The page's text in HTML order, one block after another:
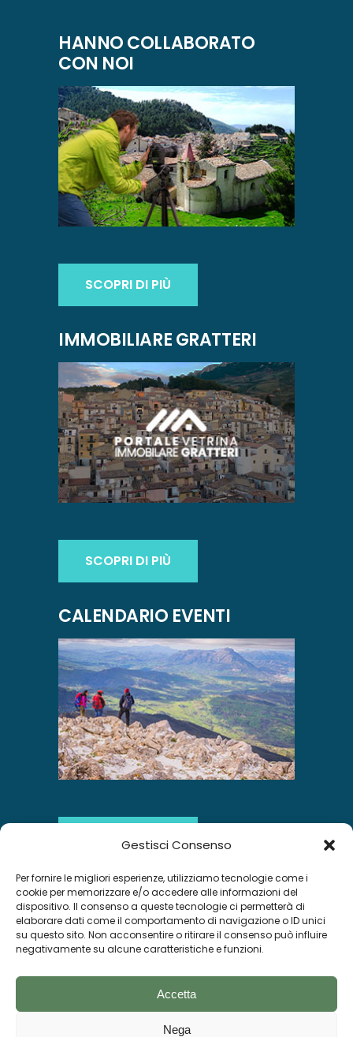
Gestisci Consenso
Per fornire le migliori esperienze, utilizziamo tecnologie come i
cookie per memorizzare e/o accedere alle informazioni del
dispositivo. Il consenso a queste tecnologie ci permetterà di
elaborare dati come il comportamento di navigazione o ID unici
su questo sito. Non acconsentire o ritirare il consenso può influire
negativamente su alcune caratteristiche e funzioni.
Accetta
Nega
HANNO COLLABORATO
CON NOI
SCOPRI DI PIÙ
IMMOBILIARE GRATTERI
SCOPRI DI PIÙ
CALENDARIO EVENTI
SCOPRI DI PIÙ
INSTAGRAM
Segui su Instagram